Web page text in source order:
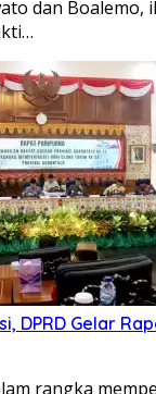
dan Boalemo,
DPRD Gelar
rangka